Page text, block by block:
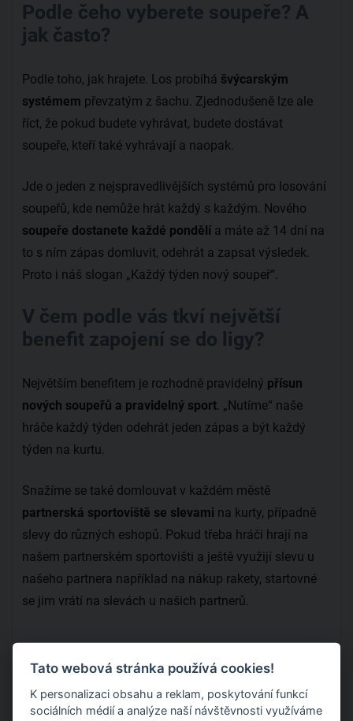
Podle čeho vyberete soupeře? A
jak často?
Podle toho, jak hrajete. Los probíhá švýcarským
systémem převzatým z šachu. Zjednodušeně lze ale
říct, že pokud budete vyhrávat, budete dostávat
soupeře, kteří také vyhrávají a naopak.
Jde o jeden z nejspravedlivějších systémů pro losování
soupeřů, kde nemůže hrát každý s každým. Nového
soupeře dostanete každé pondělí a máte až 14 dní na
to s ním zápas domluvit, odehrát a zapsat výsledek.
Proto i náš slogan „Každý týden nový soupeř“.
V čem podle vás tkví největší
benefit zapojení se do ligy?
Největším benefitem je rozhodně pravidelný přísun
nových soupeřů a pravidelný sport. „Nutíme“ naše
hráče každý týden odehrát jeden zápas a být každý
týden na kurtu.
Snažíme se také domlouvat v každém městě
partnerská sportoviště se slevami na kurty, případně
slevy do různých eshopů. Pokud třeba hráči hrají na
našem partnerském sportovišti a ještě využijí slevu u
našeho partnera například na nákup rakety, startovné
se jim vrátí na slevách u našich partnerů.
Tato webová stránka používá cookies!
K personalizaci obsahu a reklam, poskytování funkcí
sociálních médií a analýze naší návštěvnosti využíváme